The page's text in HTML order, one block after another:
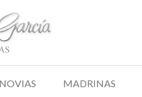
NOVIAS MADRINAS